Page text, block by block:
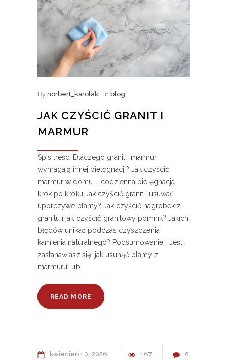
By norbert_karolak In blog
JAK CZYŚCIĆ GRANIT I
MARMUR
Spis treści Dlaczego granit i marmur
wymagają innej pielęgnacji? Jak czyścić
marmur w domu – codzienna pielęgnacja
krok po kroku Jak czyścić granit i usuwać
uporczywe plamy? Jak czyścić nagrobek z
granitu i jak czyścić granitowy pomnik? Jakich
błędów unikać podczas czyszczenia
kamienia naturalnego? Podsumowanie Jeśli
zastanawiasz się, jak usunąć plamy z
marmuru lub
READ MORE
kwiecień 10 2026 167 0